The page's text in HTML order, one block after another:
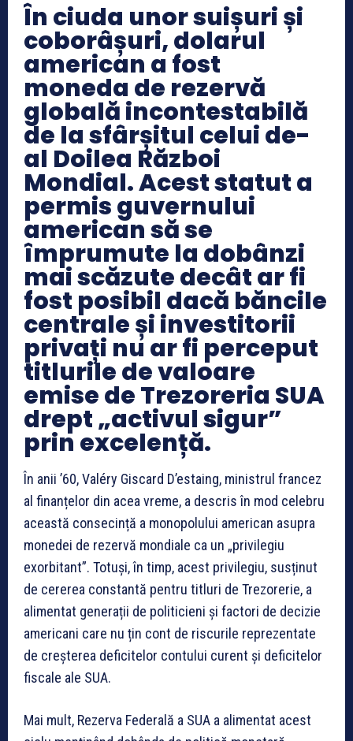
În ciuda unor suișuri și
coborâșuri, dolarul
american a fost
moneda de rezervă
globală incontestabilă
de la sfârșitul celui de-
al Doilea Război
Mondial. Acest statut a
permis guvernului
american să se
împrumute la dobânzi
mai scăzute decât ar fi
fost posibil dacă băncile
centrale și investitorii
privați nu ar fi perceput
titlurile de valoare
emise de Trezoreria SUA
drept „activul sigur”
prin excelență.
În anii ’60, Valéry Giscard D’estaing, ministrul francez
al finanțelor din acea vreme, a descris în mod celebru
această consecință a monopolului american asupra
monedei de rezervă mondiale ca un „privilegiu
exorbitant”. Totuși, în timp, acest privilegiu, susținut
de cererea constantă pentru titluri de Trezorerie, a
alimentat generații de politicieni și factori de decizie
americani care nu țin cont de riscurile reprezentate
de creșterea deficitelor contului curent și deficitelor
fiscale ale SUA.
Mai mult, Rezerva Federală a SUA a alimentat acest